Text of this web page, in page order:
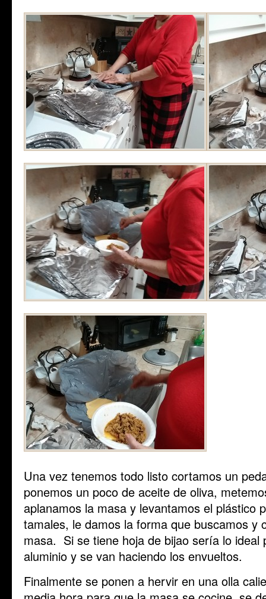
Una vez tenemos todo listo cortamos un
ponemos un poco de aceite de oliva,
aplanamos la masa y levantamos el plástico
tamales, le damos la forma que buscamos y
masa. Si se tiene hoja de bijao sería lo ideal
aluminio y se van haciendo los envueltos.
Finalmente se ponen a hervir en una olla